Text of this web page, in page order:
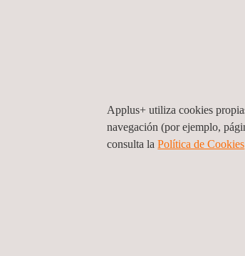
Accede a la presentación
Applus+ utiliza cookies
navegación (por ejemplo,
consulta laPolítica de Cookies